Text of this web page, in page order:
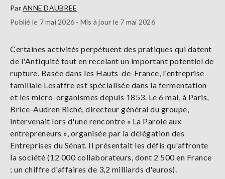
ParANNE DAUBREE
Publié le 7 mai 2026 - Mis à jour le 7 mai 2026
Certaines activités perpétuent des pratiques qui datent
de l'Antiquité tout en recelant un important potentiel de
rupture. Basée dans les Hauts-de-France, l'entreprise
familiale Lesaffre est spécialisée dans la fermentation
et les micro-organismes depuis 1853. Le 6 mai, à Paris,
Brice-Audren Riché, directeur général du groupe,
intervenait lors d'une rencontre « La Parole aux
entrepreneurs », organisée par la délégation des
Entreprises du Sénat. Il présentait les défis qu'affronte
la société (12 000 collaborateurs, dont 2 500 en France
; un chiffre d'affaires de 3,2 milliards d'euros).